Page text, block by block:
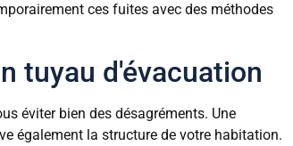
ces fuites avec des méthodes
tuyau d'évacuation
éviter bien des désagréments. Une
également la structure de votre habitation.